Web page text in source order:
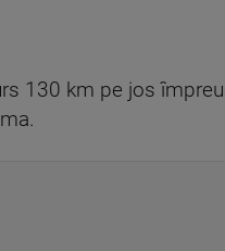
130 km pe jos